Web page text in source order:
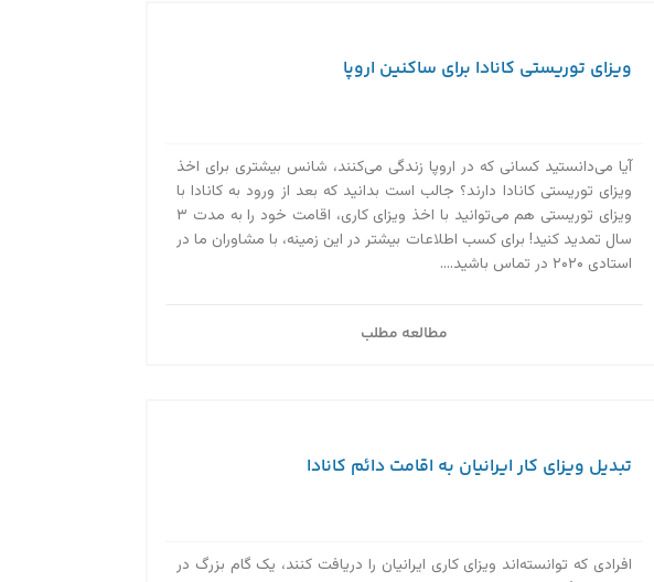
ویزای توریستی کانادا برای ساکنین اروپا
آیا می‌دانستید کسانی که در اروپا زندگی می‌کنند، شانس بیشتری برای اخذ
ویزای توریستی کانادا دارند؟ جالب است بدانید که بعد از ورود به کانادا با
ویزای توریستی هم می‌توانید با اخذ ویزای کاری، اقامت خود را به مدت ۳
سال تمدید کنید! برای کسب اطلاعات بیشتر در این زمینه، با مشاوران ما در
استادی ۲۰۲۰ در تماس باشید....
مطالعه مطلب
تبدیل ویزای کار ایرانیان به اقامت دائم کانادا
افرادی که توانسته‌اند ویزای کاری ایرانیان را دریافت کنند، یک گام بزرگ در